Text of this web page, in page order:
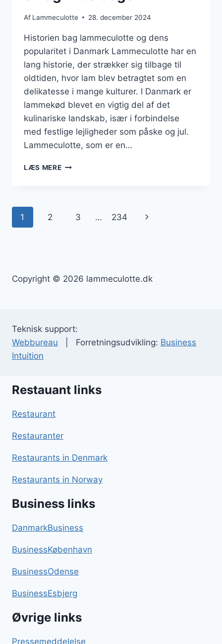
Af Lammeculotte 28. december 2024
Historien bag lammeculotte og dens
popularitet i Danmark Lammeculotte har en
lang historie, der strækker sig tilbage til
oldtiden, hvor lam blev betragtet som en
delikatesse i mange kulturer. I Danmark er
lammekød blevet en vigtig del af det
kulinariske landskab, især i forbindelse
med festlige lejligheder som påske og jul.
Lammeculotte, som er en…
LÆS MERELAMMECULOTTE
DAGE
Side
1 2 3 … 234
Næste
Copyright © 2026 lammeculotte.dk
Teknisk support:
Webbureau | Forretningsudvikling: Business
Intuition
Restauant links
Restaurant
Restauranter
Restaurants in Denmark
Restaurants in Norway
Business links
DanmarkBusiness
BusinessKøbenhavn
BusinessOdense
BusinessEsbjerg
Øvrige links
Pressemeddelelse